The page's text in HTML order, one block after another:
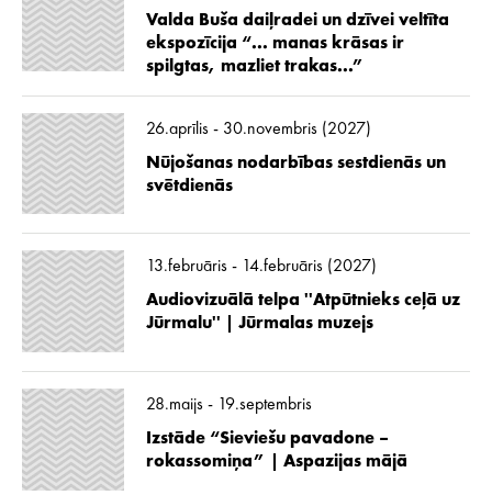
Valda Buša daiļradei un dzīvei veltīta
ekspozīcija “... manas krāsas ir
spilgtas, mazliet trakas...”
26.aprīlis - 30.novembris (2027)
Nūjošanas nodarbības sestdienās un
svētdienās
13.februāris - 14.februāris (2027)
Audiovizuālā telpa ''Atpūtnieks ceļā uz
Jūrmalu'' | Jūrmalas muzejs
28.maijs - 19.septembris
Izstāde “Sieviešu pavadone –
rokassomiņa” | Aspazijas mājā